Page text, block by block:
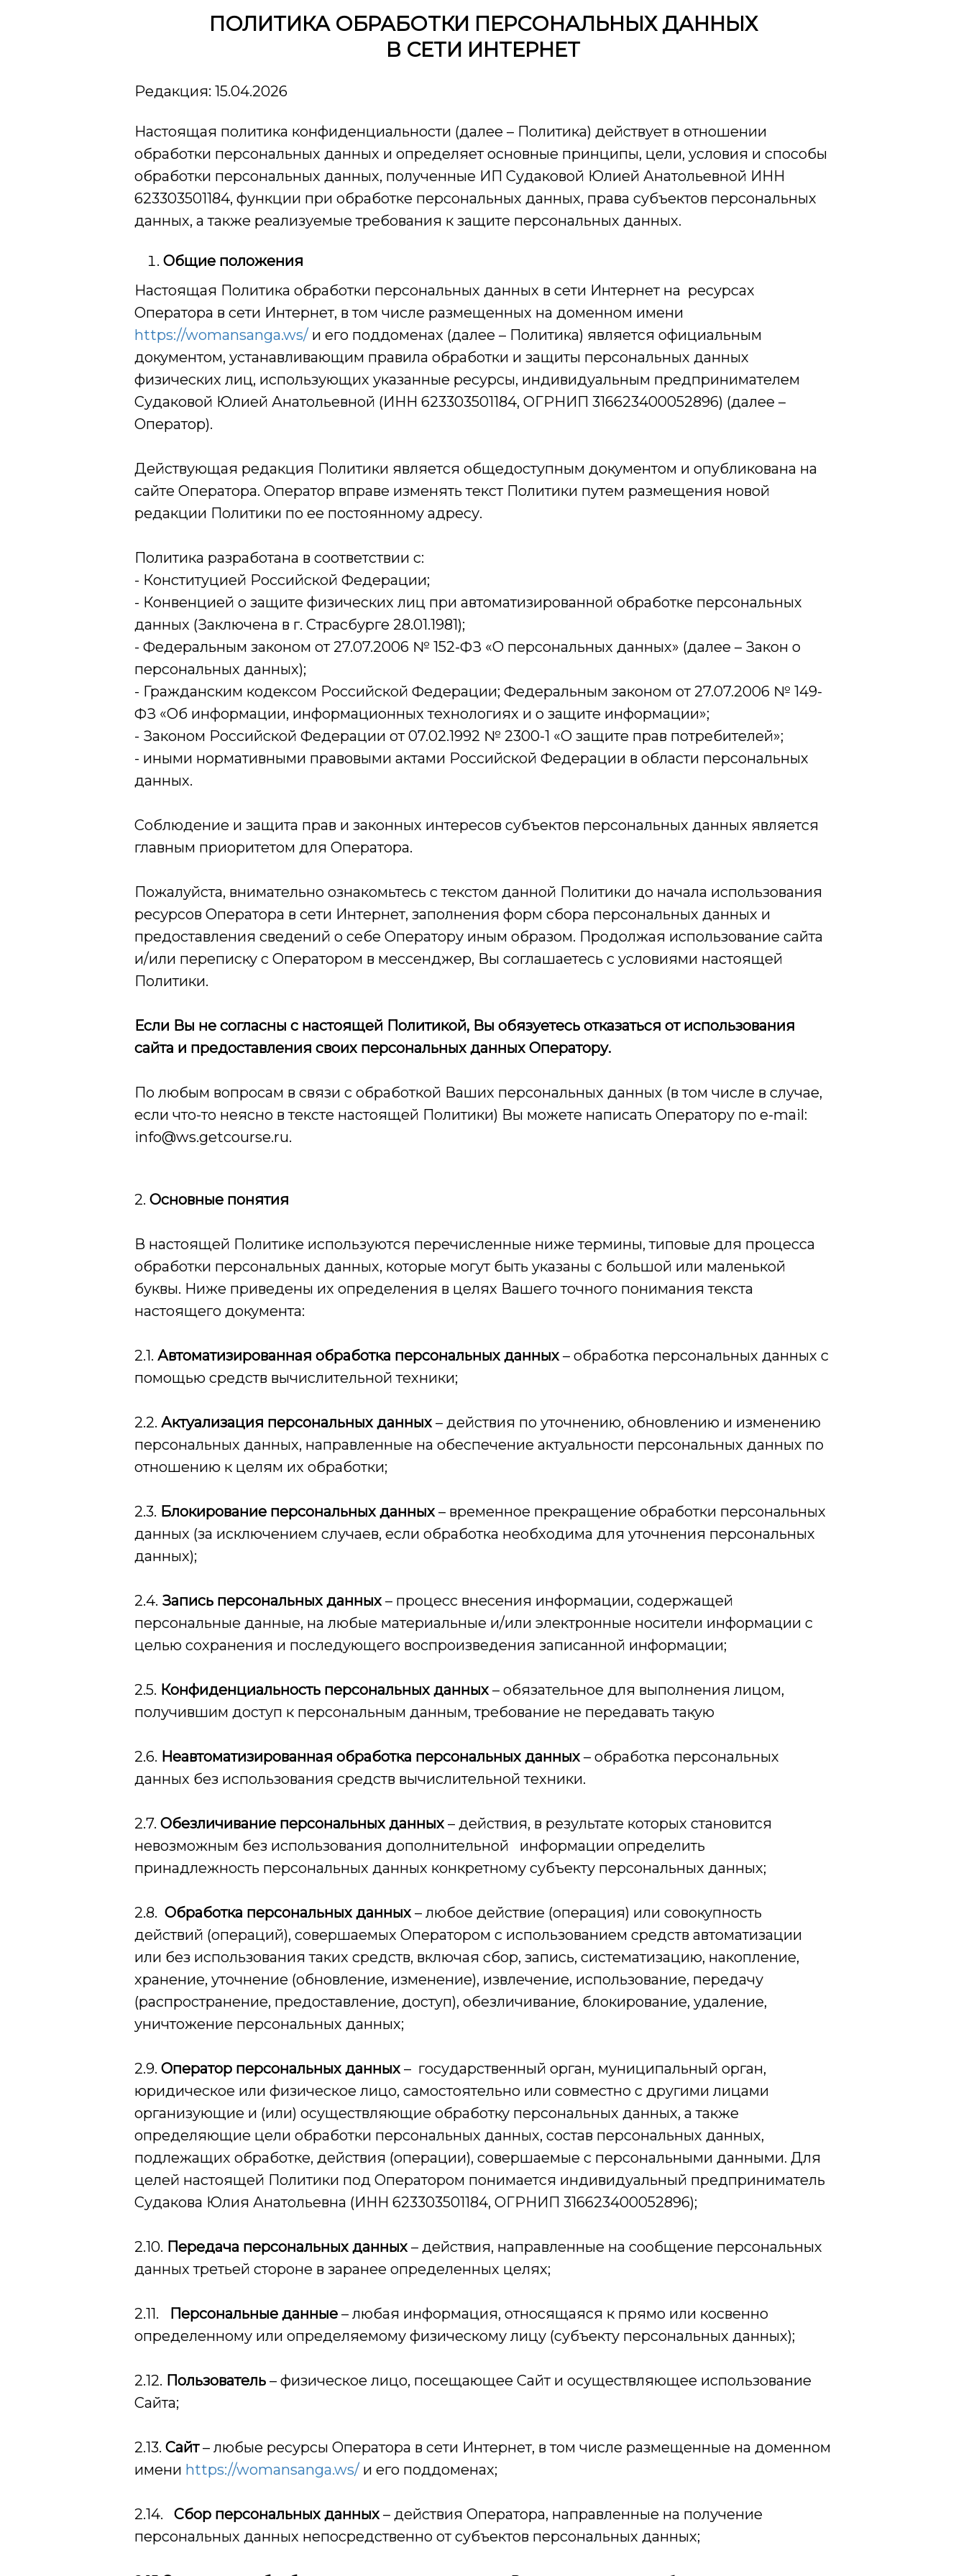
ПОЛИТИКА ОБРАБОТКИ ПЕРСОНАЛЬНЫХ ДАННЫХ
В СЕТИ ИНТЕРНЕТ
Редакция: 15.04.2026
Настоящая политика конфиденциальности (далее – Политика) действует в отношении
обработки персональных данных и определяет основные принципы, цели, условия и способы
обработки персональных данных, полученные ИП Судаковой Юлией Анатольевной ИНН
623303501184, функции при обработке персональных данных, права субъектов персональных
данных, а также реализуемые требования к защите персональных данных.
Общие положения
Настоящая Политика обработки персональных данных в сети Интернет на ресурсах
Оператора в сети Интернет, в том числе размещенных на доменном имени
https://womansanga.ws/ и его поддоменах (далее – Политика) является официальным
документом, устанавливающим правила обработки и защиты персональных данных
физических лиц, использующих указанные ресурсы, индивидуальным предпринимателем
Судаковой Юлией Анатольевной (ИНН 623303501184, ОГРНИП 316623400052896) (далее –
Оператор).
Действующая редакция Политики является общедоступным документом и опубликована на
сайте Оператора. Оператор вправе изменять текст Политики путем размещения новой
редакции Политики по ее постоянному адресу.
Политика разработана в соответствии с:
- Конституцией Российской Федерации;
- Конвенцией о защите физических лиц при автоматизированной обработке персональных
данных (Заключена в г. Страсбурге 28.01.1981);
- Федеральным законом от 27.07.2006 № 152-ФЗ «О персональных данных» (далее – Закон о
персональных данных);
- Гражданским кодексом Российской Федерации; Федеральным законом от 27.07.2006 № 149-
ФЗ «Об информации, информационных технологиях и о защите информации»;
- Законом Российской Федерации от 07.02.1992 № 2300-1 «О защите прав потребителей»;
- иными нормативными правовыми актами Российской Федерации в области персональных
данных.
Соблюдение и защита прав и законных интересов субъектов персональных данных является
главным приоритетом для Оператора.
Пожалуйста, внимательно ознакомьтесь с текстом данной Политики до начала использования
ресурсов Оператора в сети Интернет, заполнения форм сбора персональных данных и
предоставления сведений о себе Оператору иным образом. Продолжая использование сайта
и/или переписку с Оператором в мессенджер, Вы соглашаетесь с условиями настоящей
Политики.
Если Вы не согласны с настоящей Политикой, Вы обязуетесь отказаться от использования
сайта и предоставления своих персональных данных Оператору.
По любым вопросам в связи с обработкой Ваших персональных данных (в том числе в случае,
если что-то неясно в тексте настоящей Политики) Вы можете написать Оператору по e-mail:
info@ws.getcourse.ru.
2. Основные понятия
В настоящей Политике используются перечисленные ниже термины, типовые для процесса
обработки персональных данных, которые могут быть указаны с большой или маленькой
буквы. Ниже приведены их определения в целях Вашего точного понимания текста
настоящего документа:
2.1. Автоматизированная обработка персональных данных– обработка персональных данных с
помощью средств вычислительной техники;
2.2. Актуализация персональных данных– действия по уточнению, обновлению и изменению
персональных данных, направленные на обеспечение актуальности персональных данных по
отношению к целям их обработки;
2.3. Блокирование персональных данных– временное прекращение обработки персональных
данных (за исключением случаев, если обработка необходима для уточнения персональных
данных);
2.4. Запись персональных данных– процесс внесения информации, содержащей
персональные данные, на любые материальные и/или электронные носители информации с
целью сохранения и последующего воспроизведения записанной информации;
2.5. Конфиденциальность персональных данных– обязательное для выполнения лицом,
получившим доступ к персональным данным, требование не передавать такую
2.6. Неавтоматизированная обработка персональных данных– обработка персональных
данных без использования средств вычислительной техники.
2.7. Обезличивание персональных данных– действия, в результате которых становится
невозможным без использования дополнительной информации определить
принадлежность персональных данных конкретному субъекту персональных данных;
2.8. Обработка персональных данных– любое действие (операция) или совокупность
действий (операций), совершаемых Оператором с использованием средств автоматизации
или без использования таких средств, включая сбор, запись, систематизацию, накопление,
хранение, уточнение (обновление, изменение), извлечение, использование, передачу
(распространение, предоставление, доступ), обезличивание, блокирование, удаление,
уничтожение персональных данных;
2.9. Оператор персональных данных– государственный орган, муниципальный орган,
юридическое или физическое лицо, самостоятельно или совместно с другими лицами
организующие и (или) осуществляющие обработку персональных данных, а также
определяющие цели обработки персональных данных, состав персональных данных,
подлежащих обработке, действия (операции), совершаемые с персональными данными. Для
целей настоящей Политики под Оператором понимается индивидуальный предприниматель
Судакова Юлия Анатольевна (ИНН 623303501184, ОГРНИП 316623400052896);
2.10. Передача персональных данных– действия, направленные на сообщение персональных
данных третьей стороне в заранее определенных целях;
2.11. Персональные данные – любая информация, относящаяся к прямо или косвенно
определенному или определяемому физическому лицу (субъекту персональных данных);
2.12. Пользователь – физическое лицо, посещающее Сайт и осуществляющее использование
Сайта;
2.13. Сайт– любые ресурсы Оператора в сети Интернет, в том числе размещенные на доменном
имени https://womansanga.ws/ и его поддоменах;
2.14. Сбор персональных данных– действия Оператора, направленные на получение
персональных данных непосредственно от субъектов персональных данных;